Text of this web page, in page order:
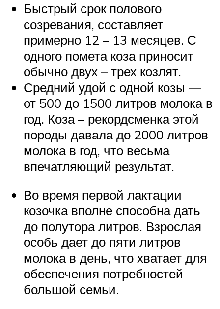
Быстрый срок полового
созревания, составляет
примерно 12 – 13 месяцев. С
одного помета коза приносит
обычно двух – трех козлят.
Средний удой с одной козы —
от 500 до 1500 литров молока в
год. Коза – рекордсменка этой
породы давала до 2000 литров
молока в год, что весьма
впечатляющий результат.
Во время первой лактации
козочка вполне способна дать
до полутора литров. Взрослая
особь дает до пяти литров
молока в день, что хватает для
обеспечения потребностей
большой семьи.